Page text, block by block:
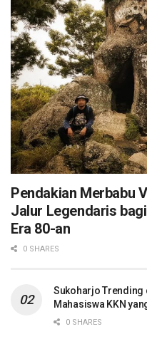
Pendakian Merbabu
Jalur Legendaris
Era 80-an
0 SHARES
Sukoharjo Trending
Mahasiswa KKN
0 SHARES